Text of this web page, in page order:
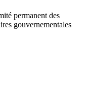
permanent des
gouvernementales